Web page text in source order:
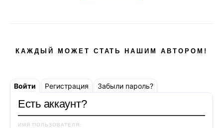
КАЖДЫЙ МОЖЕТ СТАТЬ НАШИМ АВТОРОМ!
Войти Регистрация Забыли пароль?
Есть аккаунт?
ИМЯ ПОЛЬЗОВАТЕЛЯ: